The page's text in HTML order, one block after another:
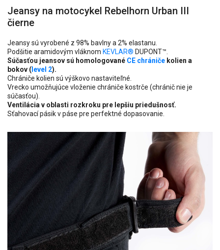
Jeansy na motocykel Rebelhorn Urban III
čierne
Jeansy sú vyrobené z 98% bavlny a 2% elastanu.
Podšitie aramidovým vláknom KEVLAR® DUPONT™.
Súčasťou jeansov sú homologované CE chrániče kolien a
bokov ( level 2).
Chrániče kolien sú výškovo nastaviteľné.
Vrecko umožňujúce vloženie chrániče kostrče (chránič nie je
súčasťou).
Ventilácia v oblasti rozkroku pre lepšiu priedušnosť.
Sťahovací pásik v páse pre perfektné dopasovanie.